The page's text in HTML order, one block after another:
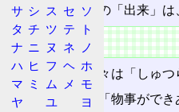
しかし、この語の「出来」
特徴
「出来」は、元々は「しゅ
日本語としては「物事がで
サ シ ス セ ソ
タ チ ツ テ
ト
ナ ニ ヌ ネ
ノ
ハ ヒ フ ヘ ホ
マ ミ ム メ
モ
ヤ
ユ
ヨ